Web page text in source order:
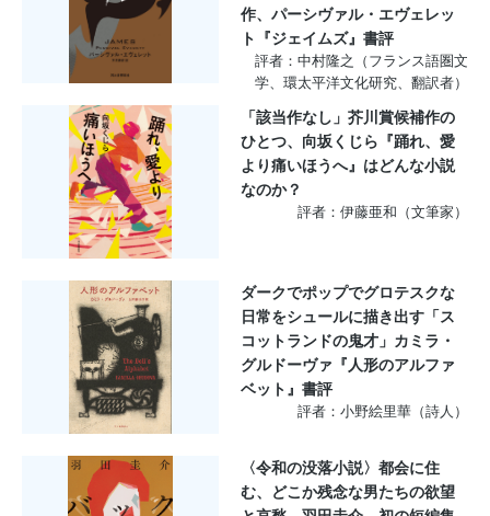
作、パーシヴァル・エヴェレッ
ト『ジェイムズ』書評
評者：中村隆之（フランス語圏文
学、環太平洋文化研究、翻訳者）
「該当作なし」芥川賞候補作の
ひとつ、向坂くじら『踊れ、愛
より痛いほうへ』はどんな小説
なのか？
評者：伊藤亜和（文筆家）
ダークでポップでグロテスクな
日常をシュールに描き出す「ス
コットランドの鬼才」カミラ・
グルドーヴァ『人形のアルファ
ベット』書評
評者：小野絵里華（詩人）
〈令和の没落小説〉都会に住
む、どこか残念な男たちの欲望